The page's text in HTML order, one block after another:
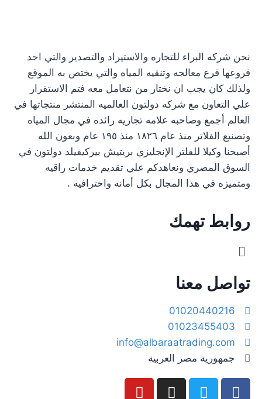
نحن شركه البراء للتجاره والاستيراد والتصدير والتي احد
فروعها فرع معالجه وتنقيه المياه والتي يختص به الموقع
ولذلك كان يجب ان نختار من نتعامل معه فتم الاستقرار
علي التعاون مع شركه دولتون العالميه المنتشر منتجاتها في
العالم أجمع وصاحبه علامه تجاريه رائده في مجال المياه
وتصنيع الفلاتر منذ عام ١٨٢٦ منذ ١٩٥ عام وبعون الله
أصبحنا وكيلا للفلتر الإنجليزي بريتيش بيركيفيلد دولتون في
السوق المصري ونعاهدكم علي تقديم خدمات راقيه
ومتميزه في هذا المجال بكل أمانه واحترافيه .
روابط تهمك
تواصل معنا
01020440216
01023455403
info@albaraatrading.com
جمهورية مصر العربية